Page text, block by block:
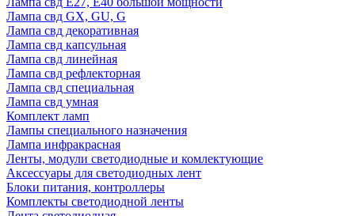
Лампа свд GX, GU, G
Лампа свд декоративная
Лампа свд капсульная
Лампа свд линейная
Лампа свд рефлекторная
Лампа свд специальная
Лампа свд умная
Комплект ламп
Лампы специального назначения
Лампа инфракрасная
Ленты, модули светодиодные и комлектующие
Аксессуары для светодиодных лент
Блоки питания, контроллеры
Комплекты светодиодной ленты